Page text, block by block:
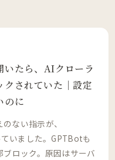
たら、AIクローラ
クされていた｜設定
のに
ない指示が、
いました。GPTBotも
ロック。原因はサーバ